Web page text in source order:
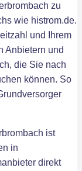
zu
wie histrom.de.
und Ihrem
Anbietern und
die Sie nach
können. So
ist
in
direkt